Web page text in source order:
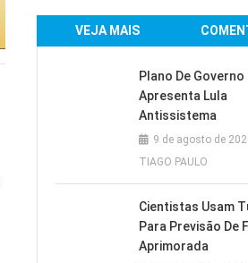
Amazon
VEJA MAIS
Plano De Governo
Apresenta Lula
Antissistema
9 de agosto de
TIAGO PAULO
Cientistas Usam
Para Previsão De
Aprimorada